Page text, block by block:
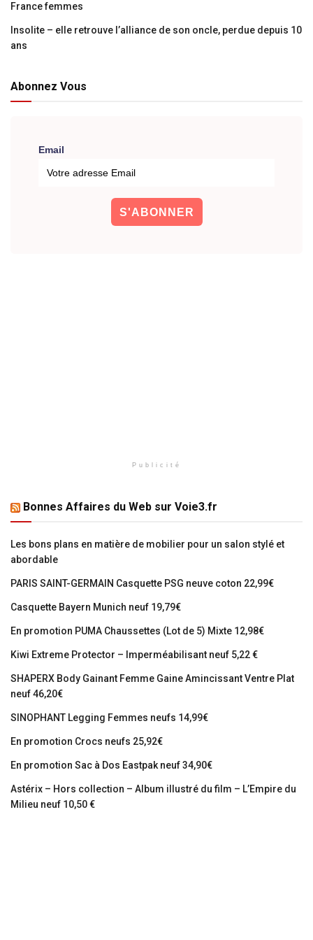
France femmes
Insolite – elle retrouve l’alliance de son oncle, perdue depuis 10
ans
Abonnez Vous
Email
Publicité
Bonnes Affaires du Web sur Voie3.fr
Les bons plans en matière de mobilier pour un salon stylé et
abordable
PARIS SAINT-GERMAIN Casquette PSG neuve coton 22,99€
Casquette Bayern Munich neuf 19,79€
En promotion PUMA Chaussettes (Lot de 5) Mixte 12,98€
Kiwi Extreme Protector – Imperméabilisant neuf 5,22 €
SHAPERX Body Gainant Femme Gaine Amincissant Ventre Plat
neuf 46,20€
SINOPHANT Legging Femmes neufs 14,99€
En promotion Crocs neufs 25,92€
En promotion Sac à Dos Eastpak neuf 34,90€
Astérix – Hors collection – Album illustré du film – L’Empire du
Milieu neuf 10,50 €